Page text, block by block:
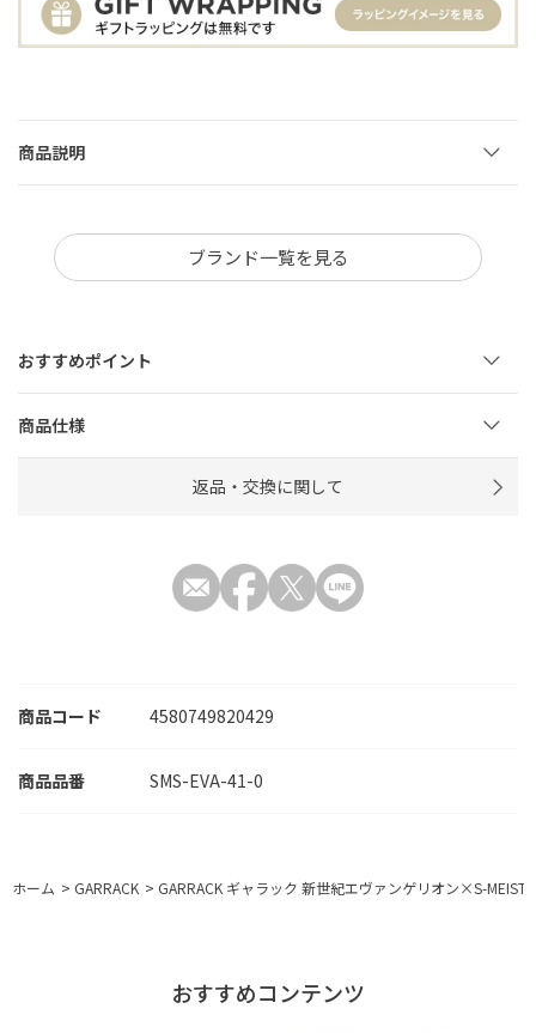
商品コード 4580749820429
SMS-EVA-41-0
商品説明
ブランド一覧を見る
おすすめポイント
商品仕様
返品・交換に関して
ホーム > GARRACK > GARRACK ギャラック 新世紀エヴァンゲリオン×S-
おすすめコンテンツ